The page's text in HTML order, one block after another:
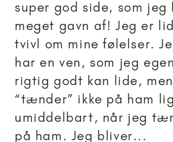
super god side, som jeg
meget gavn af! Jeg er
tvivl om mine følelser.
har en ven, som jeg
rigtig godt kan lide,
“tænder” ikke på ham
umiddelbart, når jeg
på ham. Jeg bliver...